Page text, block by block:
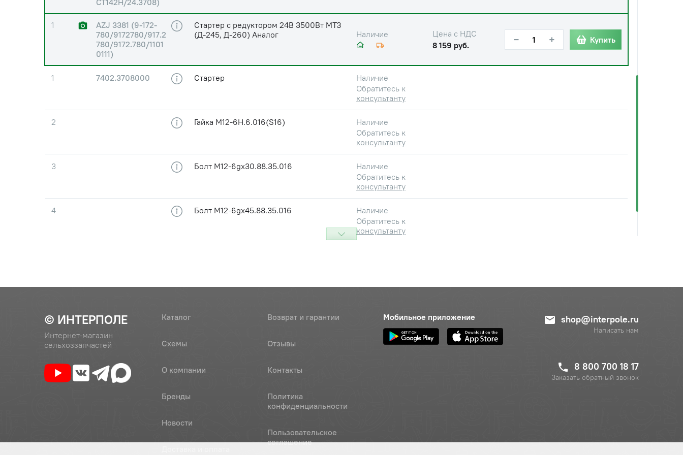
СТ142Н/24.3708)
1
AZJ 3381 (9-172-
780/9172780/917.2
780/9172.780/1101
0111)
Стартер с редуктором 24В 3500Вт МТЗ
(Д-245, Д-260) Аналог
Наличие
Цена с НДС
8 159 руб.
− + Купить
1 7402.3708000 Стартер
Наличие
Обратитесь к
консультанту
2 Гайка М12-6Н.6.016(S16)
Наличие
Обратитесь к
консультанту
3 Болт М12-6gх30.88.35.016
Наличие
Обратитесь к
консультанту
4 Болт М12-6gх45.88.35.016
Наличие
Обратитесь к
консультанту
© ИНТЕРПОЛЕ
Интернет-магазин
сельхоззапчастей
Каталог
Схемы
О компании
Бренды
Новости
Возврат и гарантии
Отзывы
Контакты
Политика
конфиденциальности
Пользовательское
соглашение
Мобильное приложение shop@interpole.ru
Написать нам
8 800 700 18 17
Заказать обратный звонок